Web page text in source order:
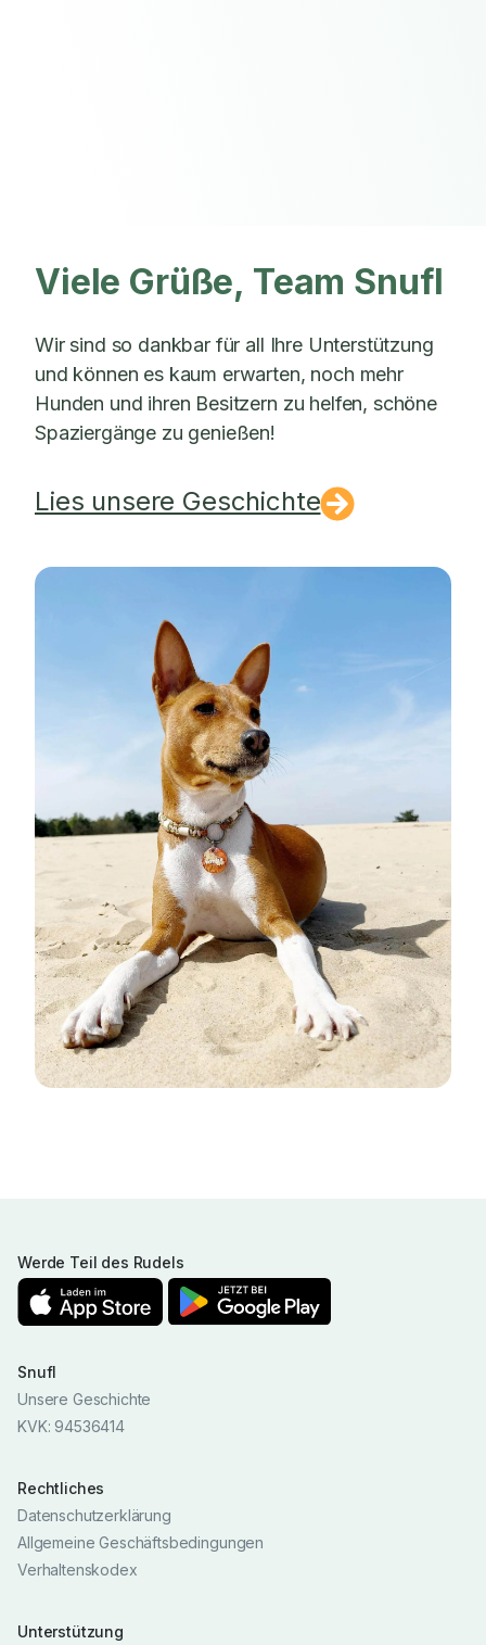
Viele Grüße, Team Snufl
Wir sind so dankbar für all Ihre Unterstützung
und können es kaum erwarten, noch mehr
Hunden und ihren Besitzern zu helfen, schöne
Spaziergänge zu genießen!
Lies unsere Geschichte
Werde Teil des Rudels
Snufl
Unsere Geschichte
KVK: 94536414
Rechtliches
Datenschutzerklärung
Allgemeine Geschäftsbedingungen
Verhaltenskodex
Unterstützung